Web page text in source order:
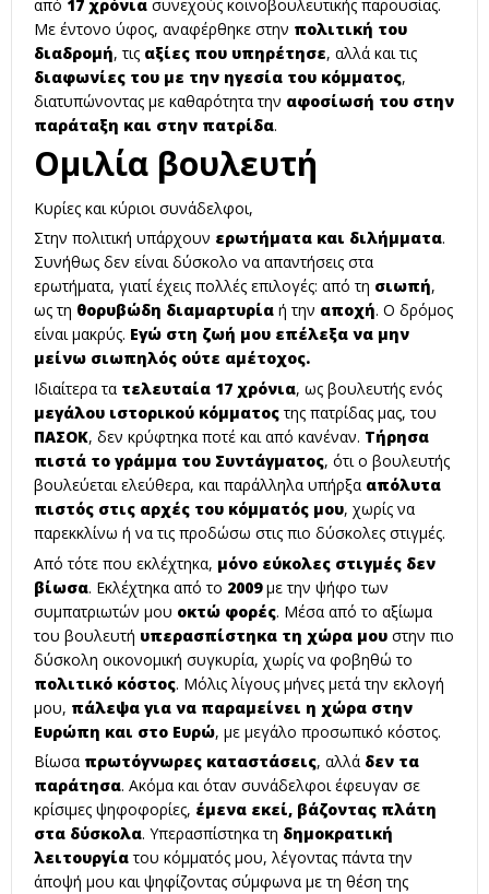
από 17 χρόνια συνεχούς κοινοβουλευτικής παρουσίας.
Με έντονο ύφος, αναφέρθηκε στην πολιτική του
διαδρομή, τις αξίες που υπηρέτησε, αλλά και τις
διαφωνίες του με την ηγεσία του κόμματος,
διατυπώνοντας με καθαρότητα την αφοσίωσή του στην
παράταξη και στην πατρίδα.
Ομιλία βουλευτή
Κυρίες και κύριοι συνάδελφοι,
Στην πολιτική υπάρχουν ερωτήματα και διλήμματα.
Συνήθως δεν είναι δύσκολο να απαντήσεις στα
ερωτήματα, γιατί έχεις πολλές επιλογές: από τη σιωπή,
ως τη θορυβώδη διαμαρτυρία ή την αποχή. Ο δρόμος
είναι μακρύς. Εγώ στη ζωή μου επέλεξα να μην
μείνω σιωπηλός ούτε αμέτοχος.
Ιδιαίτερα τα τελευταία 17 χρόνια, ως βουλευτής ενός
μεγάλου ιστορικού κόμματοςτης πατρίδας μας, του
ΠΑΣΟΚ, δεν κρύφτηκα ποτέ και από κανέναν. Τήρησα
πιστά το γράμμα του Συντάγματος, ότι ο βουλευτής
βουλεύεται ελεύθερα, και παράλληλα υπήρξα απόλυτα
πιστός στις αρχές του κόμματός μου, χωρίς να
παρεκκλίνω ή να τις προδώσω στις πιο δύσκολες στιγμές.
Από τότε που εκλέχτηκα, μόνο εύκολες στιγμές δεν
βίωσα. Εκλέχτηκα από το 2009με την ψήφο των
συμπατριωτών μου οκτώ φορές. Μέσα από το αξίωμα
του βουλευτή υπερασπίστηκα τη χώρα μου στην πιο
δύσκολη οικονομική συγκυρία, χωρίς να φοβηθώ το
πολιτικό κόστος. Μόλις λίγους μήνες μετά την εκλογή
μου, πάλεψα για να παραμείνει η χώρα στην
Ευρώπη και στο Ευρώ, με μεγάλο προσωπικό κόστος.
Βίωσα πρωτόγνωρες καταστάσεις, αλλά δεν τα
παράτησα. Ακόμα και όταν συνάδελφοι έφευγαν σε
κρίσιμες ψηφοφορίες, έμενα εκεί, βάζοντας πλάτη
στα δύσκολα. Υπερασπίστηκα τη δημοκρατική
λειτουργίατου κόμματός μου, λέγοντας πάντα την
άποψή μου και ψηφίζοντας σύμφωνα με τη θέση της